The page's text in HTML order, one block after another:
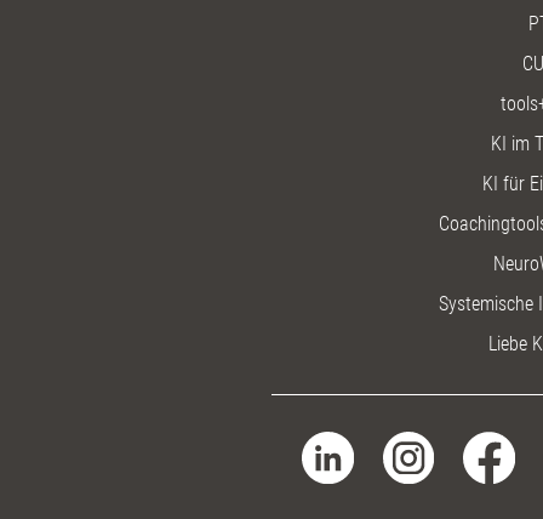
KI im
KI für
Systemische
Liebe